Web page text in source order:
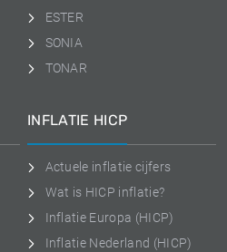
ESTER
SONIA
TONAR
INFLATIE HICP
Actuele inflatie cijfers
Wat is HICP inflatie?
Inflatie Europa (HICP)
Inflatie Nederland (HICP)